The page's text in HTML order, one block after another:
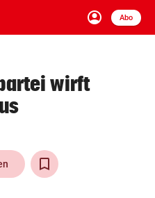
account_circle
Anmelden
Abo
close Schließen
arrow_right
wirft